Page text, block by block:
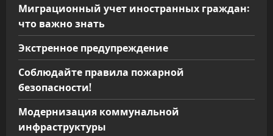
Миграционный учет иностранных граждан:
что важно знать
Экстренное предупреждение
Соблюдайте правила пожарной
безопасности!
Модернизация коммунальной
инфраструктуры